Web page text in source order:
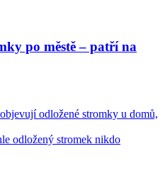
po městě – patří na
odložené stromky u domů,
odložený stromek nikdo